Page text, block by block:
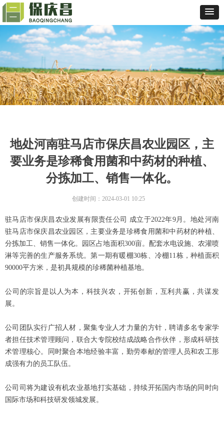
地处河南驻马店市保庆昌农业园区，主
要业务是珍稀食用菌和中药材的种植、
分拣加工、销售一体化。
驻马店市保庆昌农业发展有限责任公司 成立于2022年9月。地处河南
驻马店市保庆昌农业园区，主要业务是珍稀食用菌和中药材的种植、
分拣加工、销售一体化。园区占地面积300亩。配套水电设施、农灌喷
淋等完善的生产服务系统。第一期有暖棚30栋、冷棚11栋，种植面积
90000平方米，是初具规模的珍稀菌种植基地。
公司的宗旨是以人为本，科技兴农，开拓创新，互利共赢，共谋发
展。
公司团队实行广招人材，聚集专业人才力量的方针，聘请多名专家学
者担任技术管理顾问，联合大专院校结成战略合作伙伴，形成科研技
术管理核心。同时聚合本地经验丰富，勤劳奉献的管理人员和农工形
成强有力的员工队伍。
公司司将为建设有机农业基地打实基础，持续开拓国内市场的同时向
国际市场和科技研发领城发展。
创建时间： 2024-03-01 10:25